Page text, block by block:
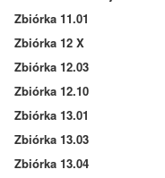
Zbiórka 11.01
Zbiórka 12 X
Zbiórka 12.03
Zbiórka 12.10
Zbiórka 13.01
Zbiórka 13.03
Zbiórka 13.04